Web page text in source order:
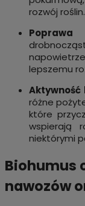
rozwój roślin.
lepszemu
Aktywność
różne
które
wspierają
niektórymi
Biohumus
nawozów